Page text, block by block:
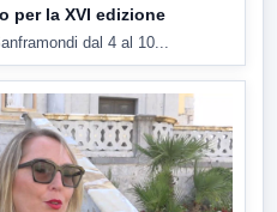
per la XVI edizione
dal 4 al 10...